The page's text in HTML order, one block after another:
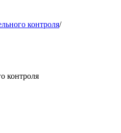
контроля/
контроля